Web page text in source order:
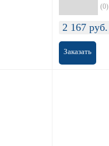
(0)
2 167 руб.
Заказать